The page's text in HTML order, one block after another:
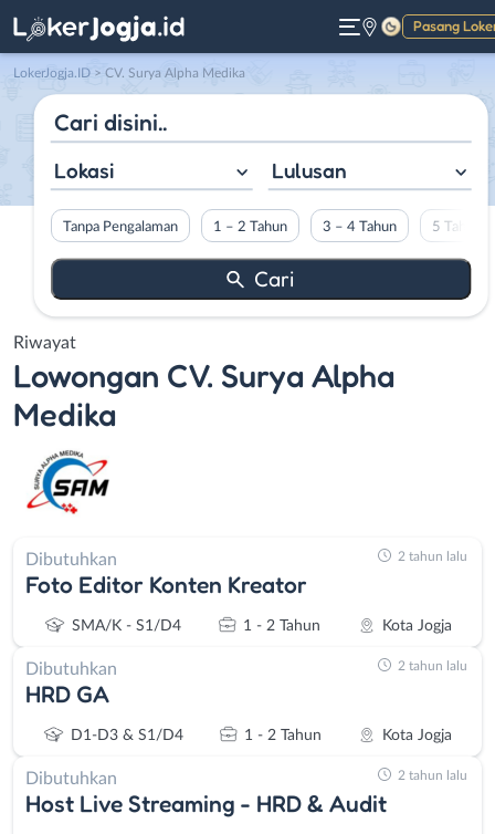
Pasang
Gelap
LokerJogja.ID > CV. Surya Alpha Medika
Lokasi Lulusan
Tanpa Pengalaman 1 – 2 Tahun 3 – 4 Tahun 5 Tahun
Riwayat
Lowongan CV. Surya Alpha
Medika
Dibutuhkan
Foto Editor Konten Kreator
SMA/K - S1/D4 1 - 2 Tahun Kota Jogja
2 tahun lalu
Dibutuhkan
HRD GA
D1-D3 & S1/D4 1 - 2 Tahun Kota Jogja
2 tahun lalu
Dibutuhkan
Host Live Streaming - HRD & Audit
2 tahun lalu